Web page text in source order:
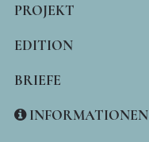
PROJEKT
EDITION
BRIEFE
INFORMATIONEN